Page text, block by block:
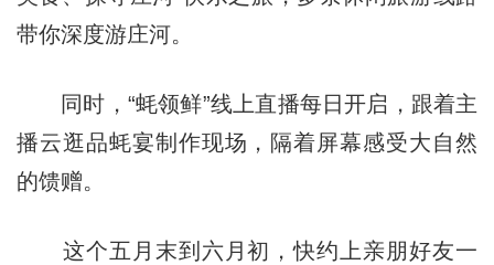
带你深度游庄河。
同时，“蚝领鲜”线上直播每日开启，跟着主
播云逛品蚝宴制作现场，隔着屏幕感受大自然
的馈赠。
这个五月末到六月初，快约上亲朋好友一